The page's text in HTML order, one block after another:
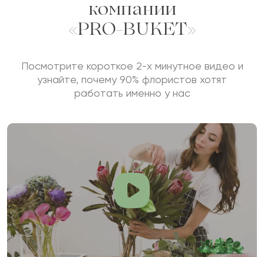
компании
«PRO-BUKET»
Посмотрите короткое 2-х минутное видео и
узнайте, почему 90% флористов хотят
работать именно у нас